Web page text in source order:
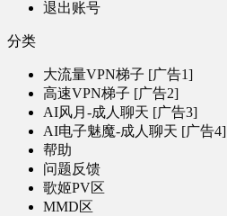
退出账号
分类
大流量VPN梯子 [广告1]
高速VPN梯子 [广告2]
AI风月-成人聊天 [广告3]
AI电子魅魔-成人聊天 [广告4]
帮助
问题反馈
歌姬PV区
MMD区